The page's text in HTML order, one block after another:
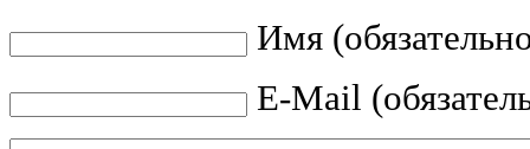
Имя
E-Mail